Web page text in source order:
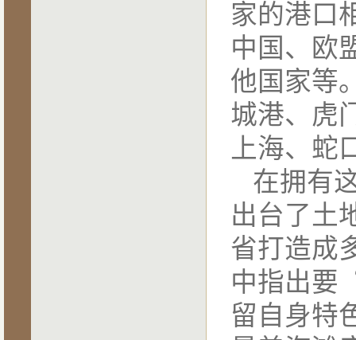
家的港口
中国、欧
他国家等
城港、虎
上海、蛇
在拥有
出台了土
省打造成
中指出要
留自身特